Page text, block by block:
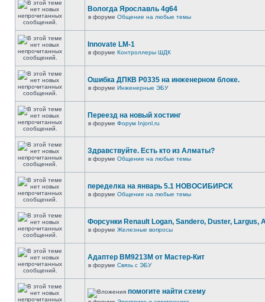
Вологда Ярославль 4g64
в форуме Общение на любые темы
Innovate LM-1
в форуме Контроллеры ШДК
Ошибка ДПКВ Р0335 на инженерном блоке.
в форуме Инженерные ЭБУ
Переезд на новый хостинг
в форуме Форум Injonl.ru
Здравствуйте. Есть кто из Алматы?
в форуме Общение на любые темы
переделка на январь 5.1 НОВОСИБИРСК
в форуме Общение на любые темы
Форсунки Renault Logan, Sandero, Duster, Largus,
в форуме Железные вопросы
Адаптер BM9213M от Мастер-Кит
в форуме Связь с ЭБУ
помогите найти схему